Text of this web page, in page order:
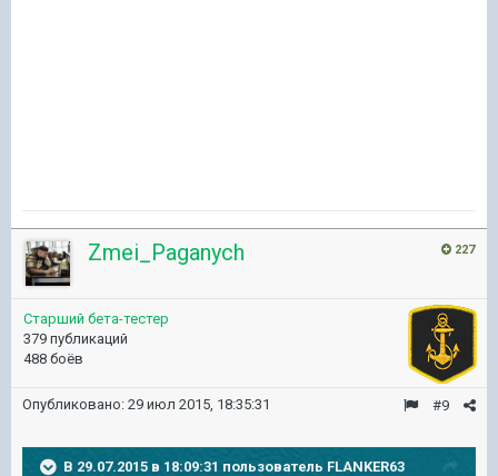
227
Zmei_Paganych
Старший бета-тестер
379 публикаций
488 боёв
#9
Опубликовано: 29 июл 2015, 18:35:31
В 29.07.2015 в 18:09:31 пользователь FLANKER63